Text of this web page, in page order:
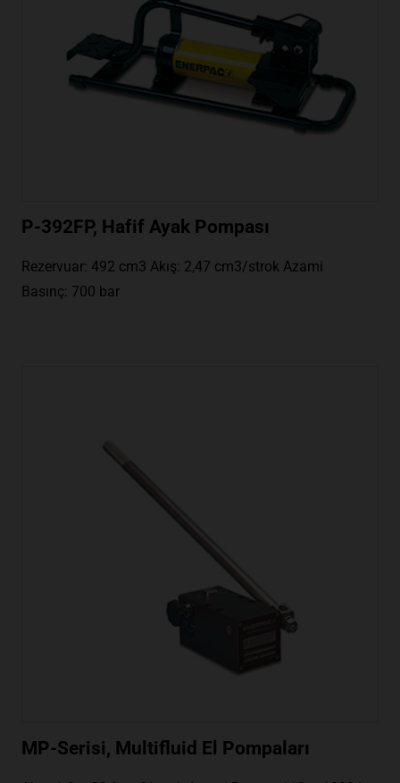
P-392FP, Hafif Ayak Pompası
Rezervuar: 492 cm3 Akış: 2,47 cm3/strok Azami
Basınç: 700 bar
MP-Serisi, Multifluid El Pompaları